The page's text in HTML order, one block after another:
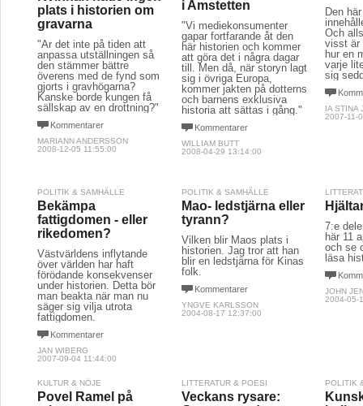
plats i historien om
gravarna
"Är det inte på tiden att
anpassa utställningen så
den stämmer bättre
överens med de fynd som
gjorts i gravhögarna?
Kanske borde kungen få
sällskap av en drottning?"
Kommentarer
MARIANN ANDERSSON
2008-12-05 11:55:00
i Amstetten
"Vi mediekonsumenter
gapar fortfarande åt den
här historien och kommer
att göra det i några dagar
till. Men då, när storyn lagt
sig i övriga Europa,
kommer jakten på dotterns
och barnens exklusiva
historia att sättas i gång."
Kommentarer
WILLIAM BUTT
2008-04-29 13:14:00
Den
Och
visst är
hur en
varje
sig
IA STINA
2007-11-
POLITIK & SAMHÄLLE
Bekämpa
fattigdomen - eller
rikedomen?
Västvärldens inflytande
över världen har haft
förödande konsekvenser
under historien. Detta bör
man beakta när man nu
säger sig vilja utrota
fattigdomen.
Kommentarer
JAN WIBERG
2007-09-04 11:44:00
POLITIK & SAMHÄLLE
Mao- ledstjärna eller
tyrann?
Vilken blir Maos plats i
historien. Jag tror att han
blir en ledstjärna för Kinas
folk.
Kommentarer
YNGVE KARLSSON
2004-08-17 12:37:00
7:e
här 11
och se
läsa
JOHN
2004-05-
KULTUR & NÖJE
Povel Ramel på
LITTERATUR & POESI
Veckans rysare:
POLITIK